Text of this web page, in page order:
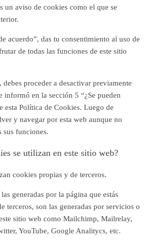
un aviso de cookies como el que se
acuerdo”, das tu consentimiento al uso de
de todas las funciones de este sitio
debes proceder a desactivar previamente
informó en la sección 5 “¿Se pueden
esta Política de Cookies. Luego de
y navegar por esta web aunque no
sus funciones.
se utilizan en este sitio web?
cookies propias y de terceros.
generadas por la página que estás
terceros, son las generadas por servicios o
sitio web como Mailchimp, Mailrelay,
YouTube, Google Analitycs, etc.